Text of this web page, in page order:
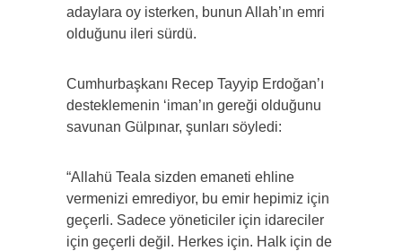
adaylara oy isterken, bunun Allah’ın emri
olduğunu ileri sürdü.
Cumhurbaşkanı Recep Tayyip Erdoğan’ı
desteklemenin ‘iman’ın gereği olduğunu
savunan ​Gülpınar, şunları söyledi:
“Allahü Teala sizden emaneti ehline
vermenizi emrediyor, bu emir hepimiz için
geçerli. Sadece yöneticiler için idareciler
için geçerli değil. Herkes için. Halk için de